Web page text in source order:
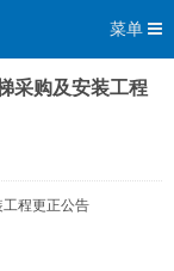
菜单
采购及安装工程
程更正公告